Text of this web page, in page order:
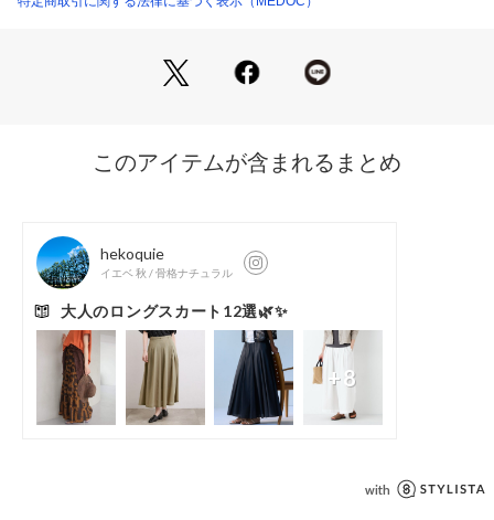
コンパクトなトップスをインしてバランスよくまとめたり、シ
す。一番実物に近いお色味は生地画像でございます。
9号（cm）
スカート丈:88
ウエスト幅:4
ウエスト:66～76
ヒップ:136
152119358 （ショップ）